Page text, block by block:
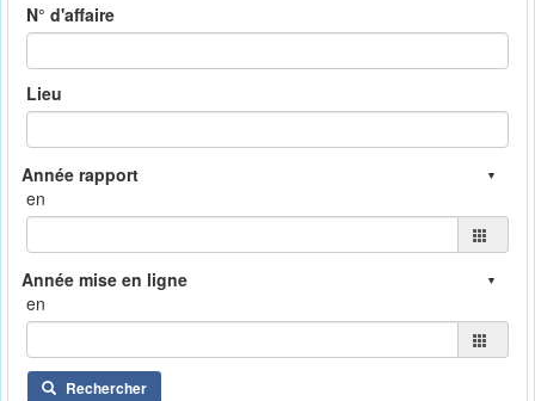
N° d'affaire
Lieu
en
en
Rechercher